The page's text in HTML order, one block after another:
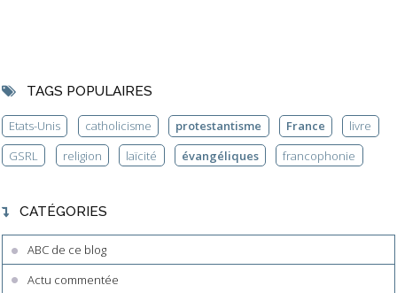
TAGS POPULAIRES
Etats-Unis catholicisme protestantisme France
livre
GSRL
religion laïcité évangéliques francophonie
CATÉGORIES
ABC de ce blog
Actu commentée